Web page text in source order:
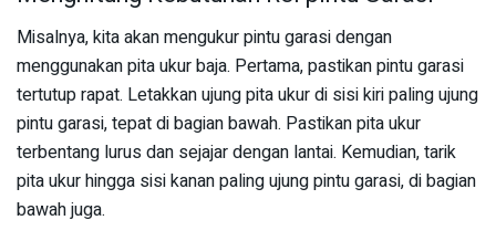
Misalnya, kita akan mengukur pintu garasi dengan
menggunakan pita ukur baja. Pertama, pastikan pintu garasi
tertutup rapat. Letakkan ujung pita ukur di sisi kiri paling ujung
pintu garasi, tepat di bagian bawah. Pastikan pita ukur
terbentang lurus dan sejajar dengan lantai. Kemudian, tarik
pita ukur hingga sisi kanan paling ujung pintu garasi, di bagian
bawah juga.